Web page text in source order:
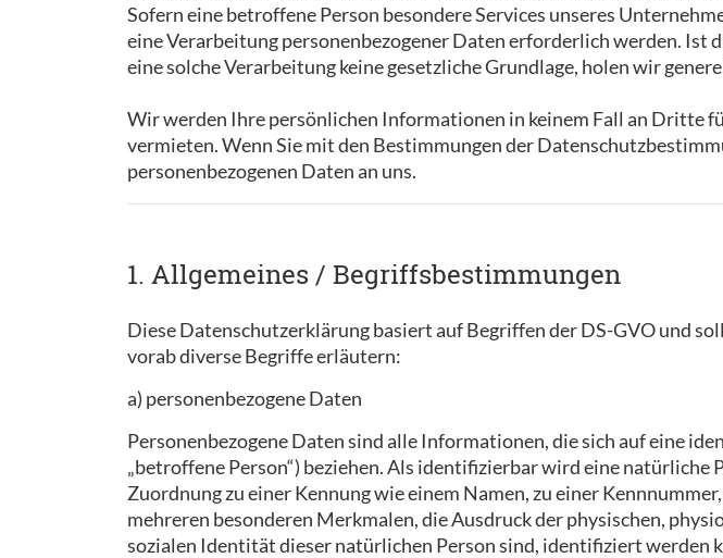
Sofern eine betroffene Person besondere Services unseres
eine Verarbeitung personenbezogener Daten erforderlich werden.
eine solche Verarbeitung keine gesetzliche Grundlage, holen wir
Wir werden Ihre persönlichen Informationen in keinem Fall an Dritte
vermieten. Wenn Sie mit den Bestimmungen der
personenbezogenen Daten an uns.
1. Allgemeines / Begriffsbestimmungen
Diese Datenschutzerklärung basiert auf Begriffen der DS-GVO und
vorab diverse Begriffe erläutern:
a) personenbezogene Daten
Personenbezogene Daten sind alle Informationen, die sich auf eine
„betroffene Person“) beziehen. Als identifizierbar wird eine
Zuordnung zu einer Kennung wie einem Namen, zu einer
mehreren besonderen Merkmalen, die Ausdruck der physischen,
sozialen Identität dieser natürlichen Person sind, identifiziert werden